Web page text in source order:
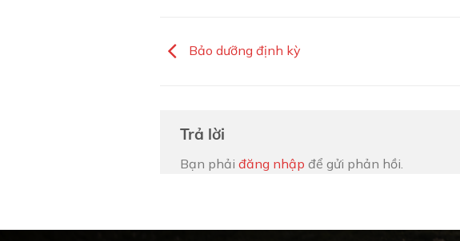
Bảo dưỡng định kỳ
Trả lời
Bạn phải đăng nhập để gửi phản hồi.